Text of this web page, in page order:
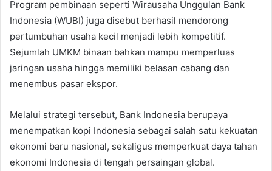
Program pembinaan seperti Wirausaha Unggulan Bank
Indonesia (WUBI) juga disebut berhasil mendorong
pertumbuhan usaha kecil menjadi lebih kompetitif.
Sejumlah UMKM binaan bahkan mampu memperluas
jaringan usaha hingga memiliki belasan cabang dan
menembus pasar ekspor.
Melalui strategi tersebut, Bank Indonesia berupaya
menempatkan kopi Indonesia sebagai salah satu kekuatan
ekonomi baru nasional, sekaligus memperkuat daya tahan
ekonomi Indonesia di tengah persaingan global.